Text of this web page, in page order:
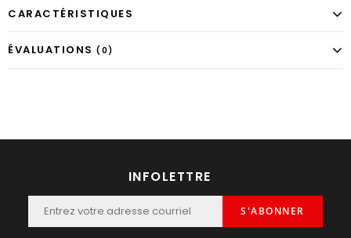
CARACTÉRISTIQUES
ÉVALUATIONS (0)
INFOLETTRE
S'ABONNER